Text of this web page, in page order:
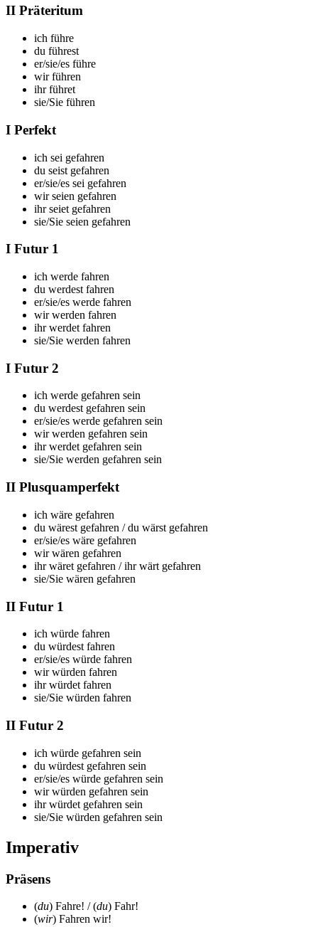
II Präteritum
ich führe
du führest
er/sie/es führe
wir führen
ihr führet
sie/Sie führen
I Perfekt
ich sei gefahren
du seist gefahren
er/sie/es sei gefahren
wirseien gefahren
ihrseiet gefahren
sie/Sie seien gefahren
I Futur 1
ich werde fahren
du werdest fahren
er/sie/es werde fahren
wirwerden fahren
ihrwerdet fahren
sie/Sie werden fahren
I Futur 2
ich werde gefahren sein
du werdest gefahren sein
er/sie/es werde gefahren sein
wirwerden gefahren sein
ihrwerdet gefahren sein
sie/Sie werden gefahren sein
II Plusquamperfekt
ich wäre gefahren
du wärest gefahren / du wärst gefahren
er/sie/es wäre gefahren
wirwären gefahren
ihrwäret gefahren / ihrwärt gefahren
sie/Sie wären gefahren
II Futur 1
ich würde fahren
du würdest fahren
er/sie/es würde fahren
wirwürden fahren
ihrwürdet fahren
sie/Sie würden fahren
II Futur 2
ich würde gefahren sein
du würdest gefahren sein
er/sie/es würde gefahren sein
wirwürden gefahren sein
ihrwürdet gefahren sein
sie/Sie würden gefahren sein
Imperativ
Präsens
(du) Fahre! / (du) Fahr!
(wir) Fahren wir!